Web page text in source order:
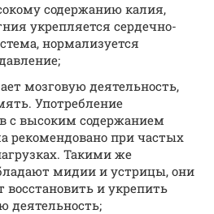
содержанию калия,
укрепляется сердечно-
нормализуется
мозговую деятельность,
Употребление
с высоким содержанием
рекомендовано при частых
Такими же
мидии и устрицы, они
восстановить и укрепить
деятельность;